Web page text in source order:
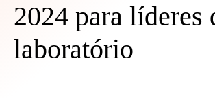
2024 para líderes
laboratório